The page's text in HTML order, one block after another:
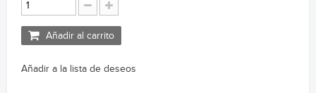
Añadir al carrito
Añadir a la lista de deseos